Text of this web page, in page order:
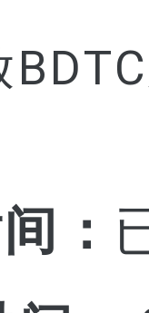
：